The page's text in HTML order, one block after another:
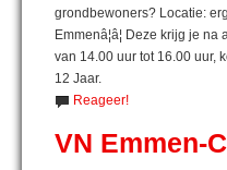
grondbewoners? Locatie:
Emmenâ¦â¦ Deze krijg je
van 14.00 uur tot 16.00 uur,
12 Jaar.
Reageer!
VN Emmen-